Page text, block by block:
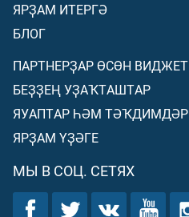
ЯРҘАМ ИТЕРГӘ
БЛОГ
ПАРТНЕРҘАР ӨСӨН ВИДЖЕТ
БЕҘҘЕҢ УҘАҠТАШТАР
ЯУАПТАР ҺӘМ ТӘҠДИМДӘР
ЯРҘАМ ҮҘӘГЕ
МЫ В СОЦ. СЕТЯХ